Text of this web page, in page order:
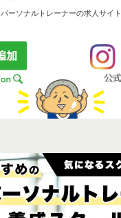
パーソナルトレーナーの求人サイト